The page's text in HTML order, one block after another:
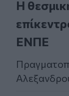
Η
ΕΝΠΕ